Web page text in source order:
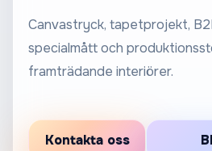
Canvastryck, tapetprojekt,
specialmått och
framträdande interiörer.
Kontakta oss